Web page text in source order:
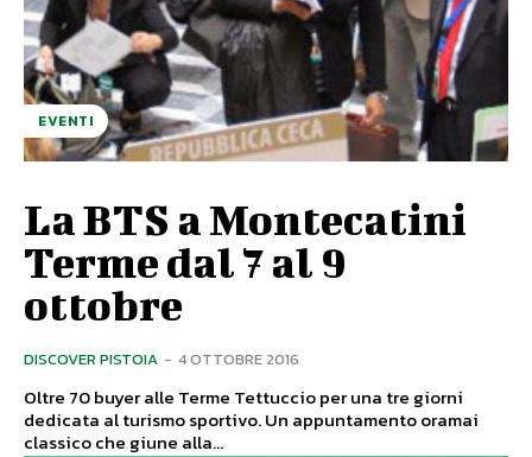
EVENTI
La BTS a Montecatini
Terme dal 7 al 9
ottobre
DISCOVER PISTOIA - 4 OTTOBRE 2016
Oltre 70 buyer alle Terme Tettuccio per una tre giorni
dedicata al turismo sportivo. Un appuntamento oramai
classico che giune alla...